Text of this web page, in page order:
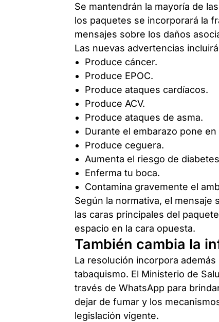
Se mantendrán la mayoría de
los paquetes se incorporará la
mensajes sobre los daños
Las nuevas advertencias
Produce cáncer.
Produce EPOC.
Produce ataques cardíacos.
Produce ACV.
Produce ataques de asma.
Durante el embarazo pone
Produce ceguera.
Aumenta el riesgo de
Enferma tu boca.
Contamina gravemente el
Según la normativa, el mensaje
las caras principales del
espacio en la cara opuesta.
También cambia la
La resolución incorpora
tabaquismo. El Ministerio de
través de WhatsApp para
dejar de fumar y los
legislación vigente.